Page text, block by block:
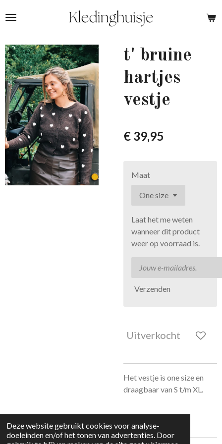
Deze website gebruikt cookies voor analyse-
doeleinden en/of het tonen van advertenties. Door
direct
de
hoofdinhoud
t' bruine
hartjes
vestje
€ 39,95
Maat
Laat het me weten
wanneer dit product
weer op voorraad is.
Verzenden
Uitverkocht
Het vestje is one size en
draagbaar van S t/m XL.